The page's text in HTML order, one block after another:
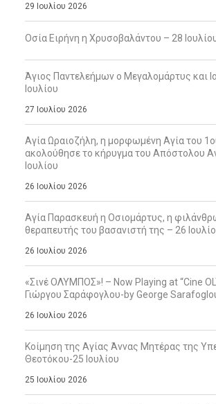
29 Ιουλίου 2026
Οσία Ειρήνη η Χρυσοβαλάντου – 28
Άγιος Παντελεήμων ο Μεγαλομάρτυς και
Ιουλίου
27 Ιουλίου 2026
Αγία Ωραιοζήλη, η μορφωμένη Αγία του
ακολούθησε το κήρυγμα του Απόστολου
Ιουλίου
26 Ιουλίου 2026
Αγία Παρασκευή η Οσιομάρτυς, η
θεραπευτής του βασανιστή της – 26
26 Ιουλίου 2026
«Σινέ ΟΛΥΜΠΟΣ»! – Now Playing at “Cine
Γιώργου Σαράφογλου-by George
26 Ιουλίου 2026
Κοίμηση της Αγίας Άννας Μητέρας της
Θεοτόκου-25 Ιουλίου
25 Ιουλίου 2026